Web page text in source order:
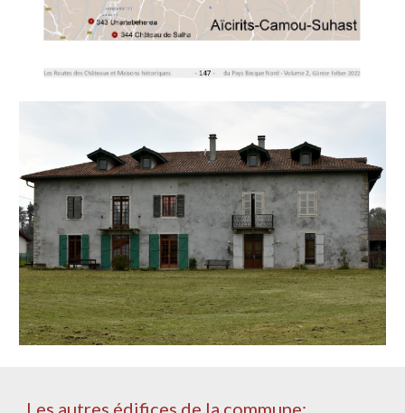
Les autres édifices de la commune: